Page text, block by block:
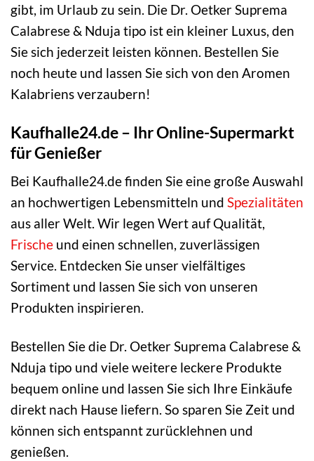
gibt, im Urlaub zu sein. Die Dr. Oetker Suprema
Calabrese & Nduja tipo ist ein kleiner Luxus, den
Sie sich jederzeit leisten können. Bestellen Sie
noch heute und lassen Sie sich von den Aromen
Kalabriens verzaubern!
Kaufhalle24.de – Ihr Online-Supermarkt
für Genießer
Bei Kaufhalle24.de finden Sie eine große Auswahl
an hochwertigen Lebensmitteln und Spezialitäten
aus aller Welt. Wir legen Wert auf Qualität,
Frische und einen schnellen, zuverlässigen
Service. Entdecken Sie unser vielfältiges
Sortiment und lassen Sie sich von unseren
Produkten inspirieren.
Bestellen Sie die Dr. Oetker Suprema Calabrese &
Nduja tipo und viele weitere leckere Produkte
bequem online und lassen Sie sich Ihre Einkäufe
direkt nach Hause liefern. So sparen Sie Zeit und
können sich entspannt zurücklehnen und
genießen.